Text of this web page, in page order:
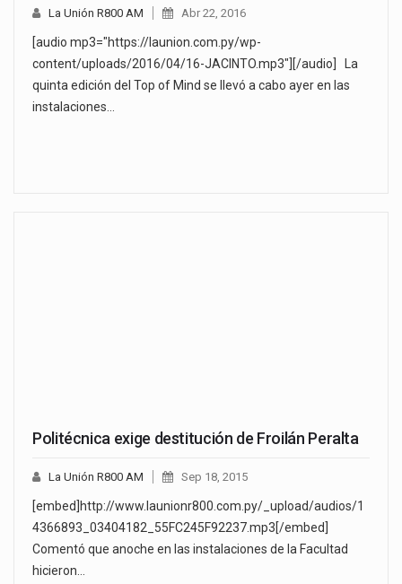
La Unión R800 AM Abr 22, 2016
[audio mp3="https://launion.com.py/wp-
content/uploads/2016/04/16-JACINTO.mp3"][/audio] La
quinta edición del Top of Mind se llevó a cabo ayer en las
instalaciones…
Politécnica exige destitución de Froilán Peralta
La Unión R800 AM Sep 18, 2015
[embed]http://www.launionr800.com.py/_upload/audios/1
4366893_03404182_55FC245F92237.mp3[/embed]
Comentó que anoche en las instalaciones de la Facultad
hicieron…